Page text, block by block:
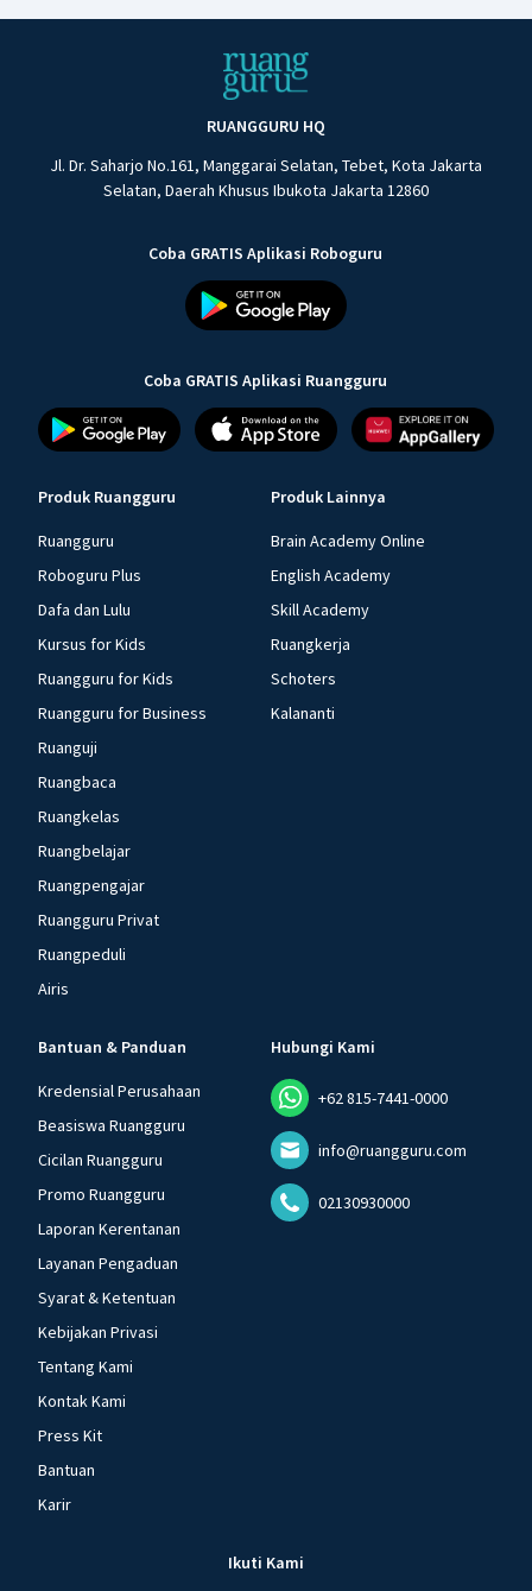
RUANGGURU HQ
Jl. Dr. Saharjo No.161, Manggarai Selatan, Tebet, Kota Jakarta
Selatan, Daerah Khusus Ibukota Jakarta 12860
Coba GRATIS Aplikasi Roboguru
Coba GRATIS Aplikasi Ruangguru
Produk Ruangguru
Ruangguru
Roboguru Plus
Dafa dan Lulu
Kursus for Kids
Ruangguru for Kids
Ruangguru for Business
Ruanguji
Ruangbaca
Ruangkelas
Ruangbelajar
Ruangpengajar
Ruangguru Privat
Ruangpeduli
Airis
Produk Lainnya
Brain Academy Online
English Academy
Skill Academy
Ruangkerja
Schoters
Kalananti
Bantuan & Panduan
Kredensial Perusahaan
Beasiswa Ruangguru
Cicilan Ruangguru
Promo Ruangguru
Laporan Kerentanan
Layanan Pengaduan
Syarat & Ketentuan
Kebijakan Privasi
Tentang Kami
Kontak Kami
Press Kit
Bantuan
Karir
Hubungi Kami
+62 815-7441-0000
info@ruangguru.com
02130930000
Ikuti Kami